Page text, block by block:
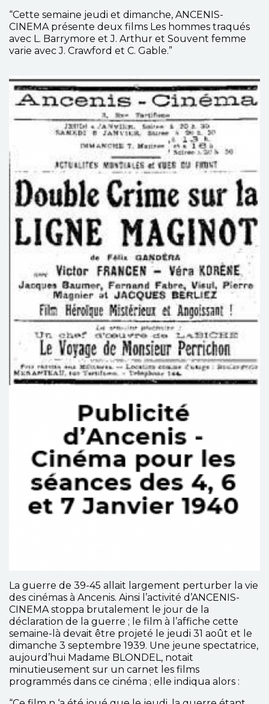
“Cette semaine jeudi et dimanche, ANCENIS-
CINEMA présente deux films Les hommes traqués
avec L. Barrymore et J. Arthur et Souvent femme
varie avec J. Crawford et C. Gable.”
La guerre de 39-45 allait largement perturber la vie
des cinémas à Ancenis. Ainsi l’activité d’ANCENIS-
CINEMA stoppa brutalement le jour de la
déclaration de la guerre ; le film à l’affiche cette
semaine-là devait être projeté le jeudi 31 août et le
dimanche 3 septembre 1939. Une jeune spectatrice,
aujourd’hui Madame BLONDEL, notait
minutieusement sur un carnet les films
programmés dans ce cinéma ; elle indiqua alors :